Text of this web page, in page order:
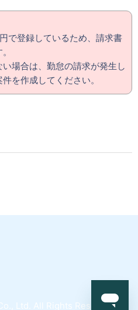
で登録しているため、請求書
場合は、勤怠の請求が発生し
を作成してください。
Ltd. All Rights Reserved.